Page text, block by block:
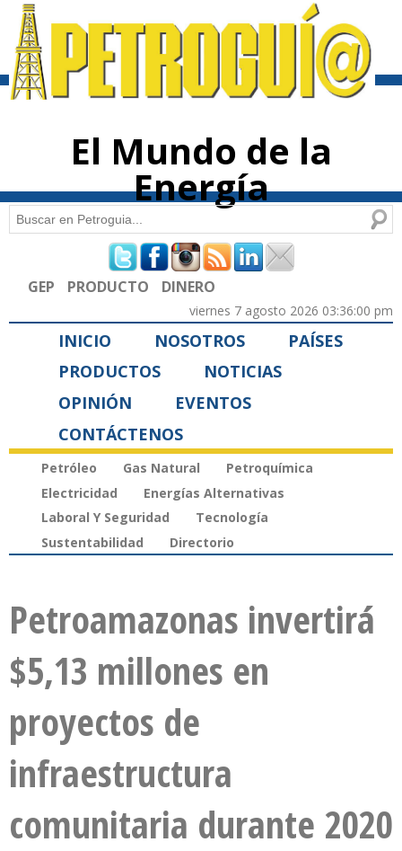
contenido
El Mundo de la
Energía
Formulario de búsqueda
Buscar
GEP PRODUCTO DINERO
viernes 7 agosto 2026 03:36:00 pm
INICIO NOSOTROS
PAÍSES
PRODUCTOS
NOTICIAS
OPINIÓN
EVENTOS
CONTÁCTENOS
Petróleo Gas Natural
Petroquímica
Electricidad
Energías Alternativas
Laboral Y Seguridad
Tecnología
Sustentabilidad
Directorio
Petroamazonas invertirá
$5,13 millones en
proyectos de
infraestructura
comunitaria durante 2020